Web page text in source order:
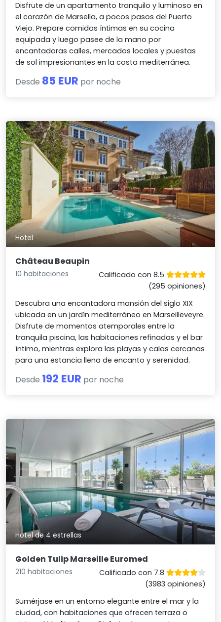
Disfrute de un apartamento tranquilo y luminoso en
el corazón de Marsella, a pocos pasos del Puerto
Viejo. Prepare comidas íntimas en su cocina
equipada y luego pasee de la mano por
encantadoras calles, mercados locales y puestas
de sol impresionantes en la costa mediterránea.
Desde 85 EUR por noche
Hotel
Château Beaupin
10 habitaciones
Calificado con 8.5
(295 opiniones)
Descubra una encantadora mansión del siglo XIX
ubicada en un jardín mediterráneo en Marseilleveyre.
Disfrute de momentos atemporales entre la
tranquila piscina, las habitaciones refinadas y el bar
íntimo, mientras explora las playas y calas cercanas
para una estancia llena de encanto y serenidad.
Desde 192 EUR por noche
Hotel de 4 estrellas
Golden Tulip Marseille Euromed
210 habitaciones
Calificado con 7.8
(3983 opiniones)
Sumérjase en un entorno elegante entre el mar y la
ciudad, con habitaciones que ofrecen terraza o